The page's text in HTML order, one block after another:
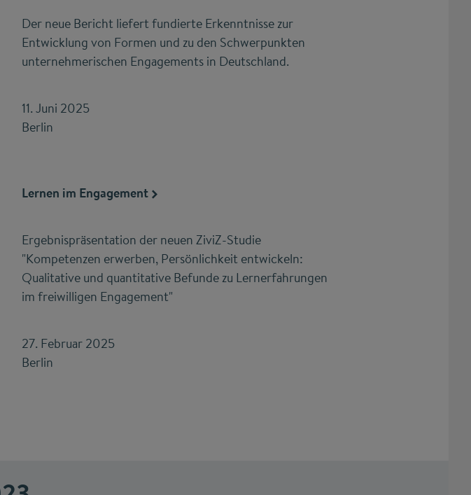
Der neue Bericht liefert fundierte Erkenntnisse zur
Entwicklung von Formen und zu den Schwerpunkten
unternehmerischen Engagements in Deutschland.
11. Juni 2025
Berlin
Lernen im Engagement
Ergebnispräsentation der neuen ZiviZ-Studie
"Kompetenzen erwerben, Persönlichkeit entwickeln:
Qualitative und quantitative Befunde zu Lernerfahrungen
im freiwilligen Engagement"
27. Februar 2025
Berlin